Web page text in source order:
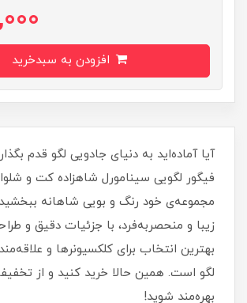
آیا آماده‌اید به دنیای جادویی لگو قدم
فیگور لگویی سینامورل شاهزاده کت و
مجموعه‌ی خود رنگ و بویی شاهانه
زیبا و منحصربه‌فرد، با جزئیات دقیق و
بهترین انتخاب برای کلکسیونرها و
لگو است. همین حالا خرید کنید و از
بهره‌مند شوید!